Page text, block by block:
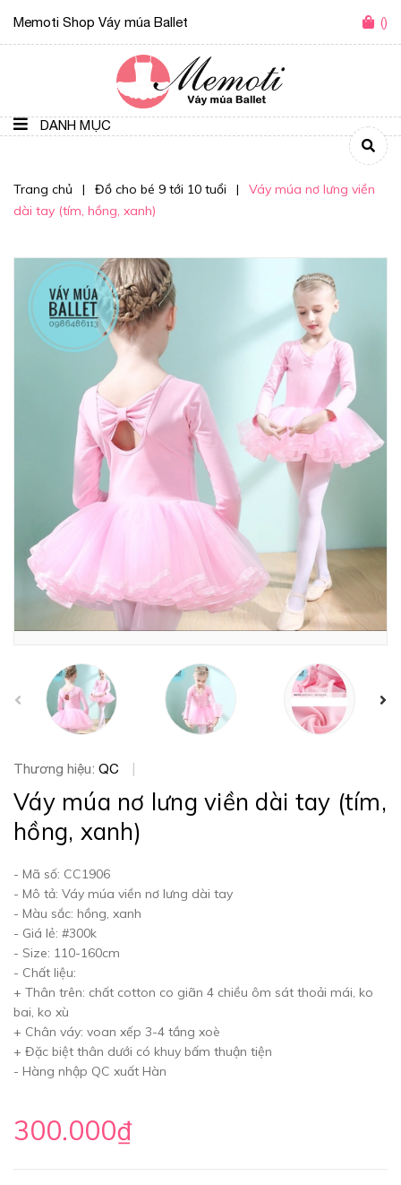
Memoti Shop Váy múa Ballet ()
DANH MỤC
Trang chủ | Đồ cho bé 9 tới 10 tuổi |
Váy múa nơ lưng viền
dài tay (tím, hồng, xanh)
prev
Thương hiệu: QC
Váy múa nơ lưng viền dài tay (tím,
hồng, xanh)
- Mã số: CC1906
- Mô tả: Váy múa viền nơ lưng dài tay
- Màu sắc: hồng, xanh
- Giá lẻ: #300k
- Size: 110-160cm
- Chất liệu:
+ Thân trên: chất cotton co giãn 4 chiều ôm sát thoải mái, ko
bai, ko xù
+ Chân váy: voan xếp 3-4 tầng xoè
+ Đặc biệt thân dưới có khuy bấm thuận tiện
- Hàng nhập QC xuất Hàn
300.000₫